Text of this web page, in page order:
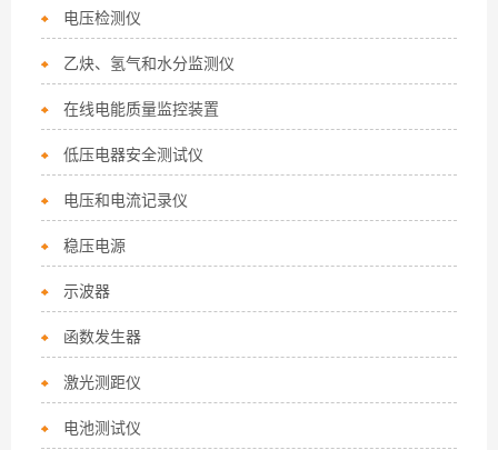
电压检测仪
乙炔、氢气和水分监测仪
在线电能质量监控装置
低压电器安全测试仪
电压和电流记录仪
稳压电源
示波器
函数发生器
激光测距仪
电池测试仪